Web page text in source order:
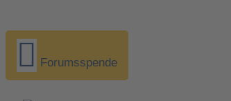
Forumsspende